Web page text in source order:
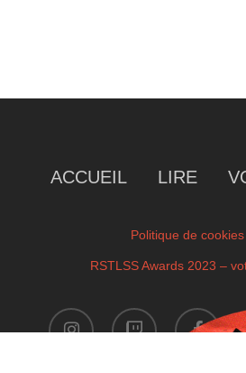
ACCUEIL LIRE
Politique de
RSTLSS Awards 2023 –
instagram twitch facebook